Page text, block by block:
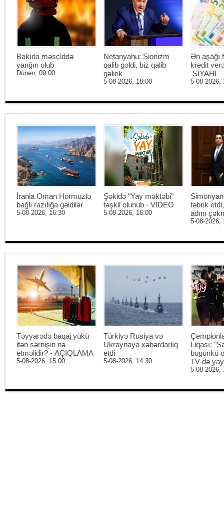
Bakıda məsciddə
yanğın olub
Dünən, 09:00
Netanyahu: Sionizm
qalib gəldi, biz qalib
gəlirik
5-08-2026, 18:00
Ən aşağı
kredit
SİYAHI
5-08-2026,
İranla Oman Hörmüzlə
bağlı razılığa gəldilər
5-08-2026, 16:30
Şəkidə "Yay məktəbi"
təşkil olunub - VİDEO
5-08-2026, 16:00
təbrik
adını
5-08-2026,
Təyyarədə baqaj yükü
itən sərnişin nə
etməlidir? - AÇIQLAMA
5-08-2026, 15:00
Türkiyə Rusiya və
Ukraynaya xəbərdarlıq
etdi
5-08-2026, 14:30
Liqası:
bugünkü
TV-də
5-08-2026,